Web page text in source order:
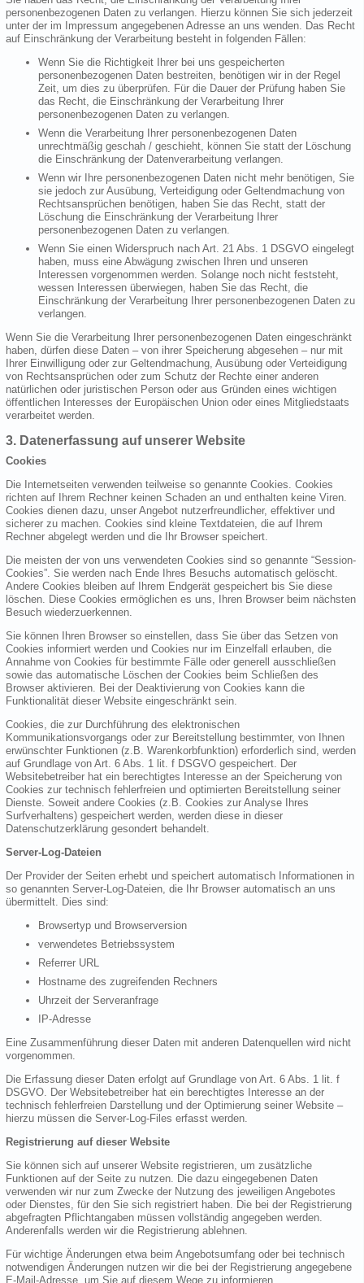
personenbezogenen Daten zu verlangen. Hierzu können Sie sich jederzeit
unter der im Impressum angegebenen Adresse an uns wenden. Das Recht
auf Einschränkung der Verarbeitung besteht in folgenden Fällen:
Wenn Sie die Richtigkeit Ihrer bei uns gespeicherten
personenbezogenen Daten bestreiten, benötigen wir in der Regel
Zeit, um dies zu überprüfen. Für die Dauer der Prüfung haben Sie
das Recht, die Einschränkung der Verarbeitung Ihrer
personenbezogenen Daten zu verlangen.
Wenn die Verarbeitung Ihrer personenbezogenen Daten
unrechtmäßig geschah / geschieht, können Sie statt der Löschung
die Einschränkung der Datenverarbeitung verlangen.
Wenn wir Ihre personenbezogenen Daten nicht mehr benötigen, Sie
sie jedoch zur Ausübung, Verteidigung oder Geltendmachung von
Rechtsansprüchen benötigen, haben Sie das Recht, statt der
Löschung die Einschränkung der Verarbeitung Ihrer
personenbezogenen Daten zu verlangen.
Wenn Sie einen Widerspruch nach Art. 21 Abs. 1 DSGVO eingelegt
haben, muss eine Abwägung zwischen Ihren und unseren
Interessen vorgenommen werden. Solange noch nicht feststeht,
wessen Interessen überwiegen, haben Sie das Recht, die
Einschränkung der Verarbeitung Ihrer personenbezogenen Daten zu
verlangen.
Wenn Sie die Verarbeitung Ihrer personenbezogenen Daten eingeschränkt
haben, dürfen diese Daten – von ihrer Speicherung abgesehen – nur mit
Ihrer Einwilligung oder zur Geltendmachung, Ausübung oder Verteidigung
von Rechtsansprüchen oder zum Schutz der Rechte einer anderen
natürlichen oder juristischen Person oder aus Gründen eines wichtigen
öffentlichen Interesses der Europäischen Union oder eines Mitgliedstaats
verarbeitet werden.
3. Datenerfassung auf unserer Website
Cookies
Die Internetseiten verwenden teilweise so genannte Cookies. Cookies
richten auf Ihrem Rechner keinen Schaden an und enthalten keine Viren.
Cookies dienen dazu, unser Angebot nutzerfreundlicher, effektiver und
sicherer zu machen. Cookies sind kleine Textdateien, die auf Ihrem
Rechner abgelegt werden und die Ihr Browser speichert.
Die meisten der von uns verwendeten Cookies sind so genannte “Session-
Cookies”. Sie werden nach Ende Ihres Besuchs automatisch gelöscht.
Andere Cookies bleiben auf Ihrem Endgerät gespeichert bis Sie diese
löschen. Diese Cookies ermöglichen es uns, Ihren Browser beim nächsten
Besuch wiederzuerkennen.
Sie können Ihren Browser so einstellen, dass Sie über das Setzen von
Cookies informiert werden und Cookies nur im Einzelfall erlauben, die
Annahme von Cookies für bestimmte Fälle oder generell ausschließen
sowie das automatische Löschen der Cookies beim Schließen des
Browser aktivieren. Bei der Deaktivierung von Cookies kann die
Funktionalität dieser Website eingeschränkt sein.
Cookies, die zur Durchführung des elektronischen
Kommunikationsvorgangs oder zur Bereitstellung bestimmter, von Ihnen
erwünschter Funktionen (z.B. Warenkorbfunktion) erforderlich sind, werden
auf Grundlage von Art. 6 Abs. 1 lit. f DSGVO gespeichert. Der
Websitebetreiber hat ein berechtigtes Interesse an der Speicherung von
Cookies zur technisch fehlerfreien und optimierten Bereitstellung seiner
Dienste. Soweit andere Cookies (z.B. Cookies zur Analyse Ihres
Surfverhaltens) gespeichert werden, werden diese in dieser
Datenschutzerklärung gesondert behandelt.
Server-Log-Dateien
Der Provider der Seiten erhebt und speichert automatisch Informationen in
so genannten Server-Log-Dateien, die Ihr Browser automatisch an uns
übermittelt. Dies sind:
Browsertyp und Browserversion
verwendetes Betriebssystem
Referrer URL
Hostname des zugreifenden Rechners
Uhrzeit der Serveranfrage
IP-Adresse
Eine Zusammenführung dieser Daten mit anderen Datenquellen wird nicht
vorgenommen.
Die Erfassung dieser Daten erfolgt auf Grundlage von Art. 6 Abs. 1 lit. f
DSGVO. Der Websitebetreiber hat ein berechtigtes Interesse an der
technisch fehlerfreien Darstellung und der Optimierung seiner Website –
hierzu müssen die Server-Log-Files erfasst werden.
Registrierung auf dieser Website
Sie können sich auf unserer Website registrieren, um zusätzliche
Funktionen auf der Seite zu nutzen. Die dazu eingegebenen Daten
verwenden wir nur zum Zwecke der Nutzung des jeweiligen Angebotes
oder Dienstes, für den Sie sich registriert haben. Die bei der Registrierung
abgefragten Pflichtangaben müssen vollständig angegeben werden.
Anderenfalls werden wir die Registrierung ablehnen.
Für wichtige Änderungen etwa beim Angebotsumfang oder bei technisch
notwendigen Änderungen nutzen wir die bei der Registrierung angegebene
E-Mail-Adresse, um Sie auf diesem Wege zu informieren.